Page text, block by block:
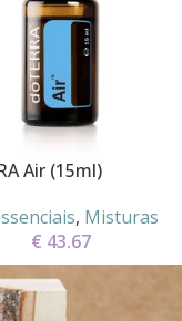
Air (15ml)
, Misturas
€ 43.67